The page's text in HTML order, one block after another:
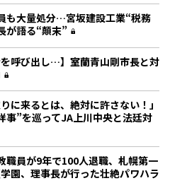
も大量処分…宮坂建設工業“税務
が語る“顛末”
を呼び出し…】室蘭青山剛市長と対
に来るとは、絶対に許さない！」
事”を巡ってJA上川中央と法廷対
職員が9年で100人退職、札幌第一
園、理事長が行った壮絶パワハラ